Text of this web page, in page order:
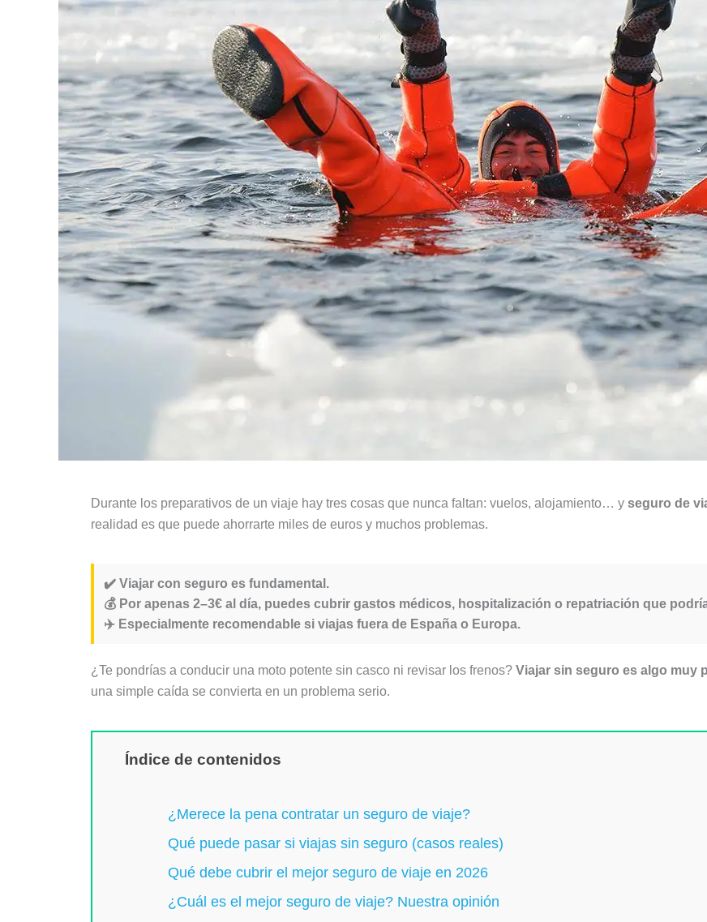
Durante los preparativos de un viaje hay tres cosas que nunca faltan: vuelos, alojamiento… y seguro de
realidad es que puede ahorrarte miles de euros y muchos problemas.
✔️ Viajar con seguro es fundamental.
💰 Por apenas 2–3€ al día, puedes cubrir gastos médicos, hospitalización o repatriación que
✈️ Especialmente recomendable si viajas fuera de España o Europa.
¿Te pondrías a conducir una moto potente sin casco ni revisar los frenos? Viajar sin seguro es algo muy
una simple caída se convierta en un problema serio.
Índice de contenidos
¿Merece la pena contratar un seguro de viaje?
Qué puede pasar si viajas sin seguro (casos reales)
Qué debe cubrir el mejor seguro de viaje en 2026
¿Cuál es el mejor seguro de viaje? Nuestra opinión